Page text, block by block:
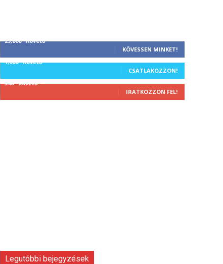
25,000 Követő
KÖVESSEN MINKET!
1,000 Követő
CSATLAKOZZON!
340 Követő
IRATKOZZON FEL!
Legutóbbi bejegyzések